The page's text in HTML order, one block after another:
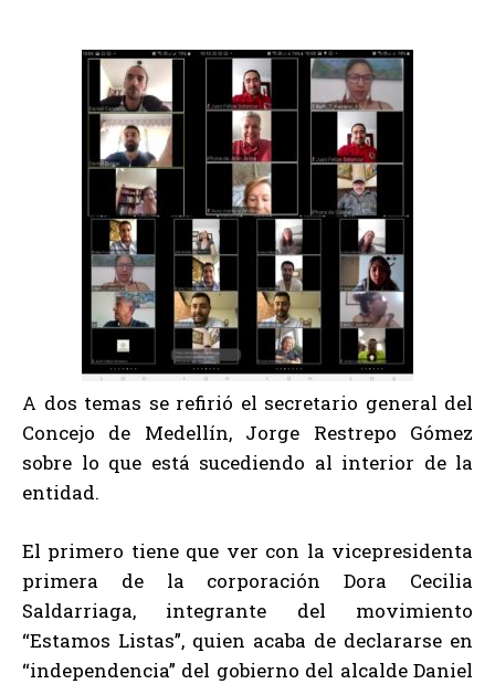
A dos temas se refirió el secretario general del
Concejo de Medellín, Jorge Restrepo Gómez
sobre lo que está sucediendo al interior de la
entidad.
El primero tiene que ver con la vicepresidenta
primera de la corporación Dora Cecilia
Saldarriaga, integrante del movimiento
“Estamos Listas”, quien acaba de declararse en
“independencia” del gobierno del alcalde Daniel